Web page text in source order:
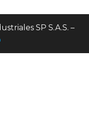
SP S.A.S. –